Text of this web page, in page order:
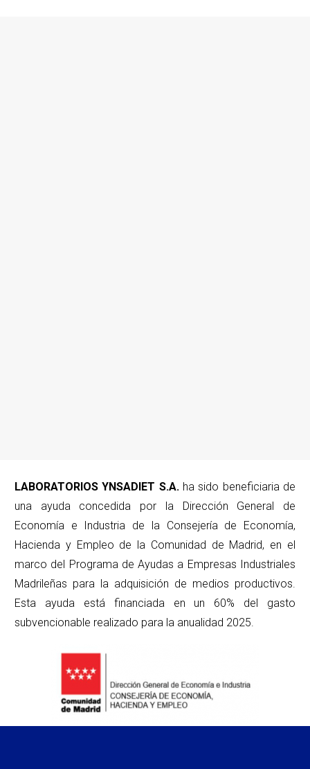
LABORATORIOS YNSADIET S.A. ha sido beneficiaria de
una ayuda concedida por la Dirección General de
Economía e Industria de la Consejería de Economía,
Hacienda y Empleo de la Comunidad de Madrid, en el
marco del Programa de Ayudas a Empresas Industriales
Madrileñas para la adquisición de medios productivos.
Esta ayuda está financiada en un 60% del gasto
subvencionable realizado para la anualidad 2025.